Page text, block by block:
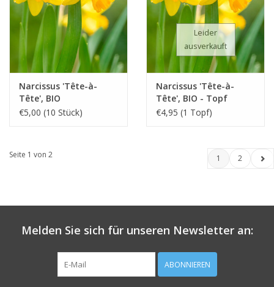
Narcissus 'Tête-à-
Tête', BIO
€5,00 (10 Stück)
Leider
ausverkauft
Narcissus 'Tête-à-
Tête', BIO - Topf
€4,95 (1 Topf)
Seite 1 von 2 1 2
Melden Sie sich für unseren Newsletter an:
ABONNIEREN